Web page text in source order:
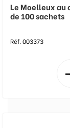
Le Moelleux au
de 100 sachets
Réf. 003373